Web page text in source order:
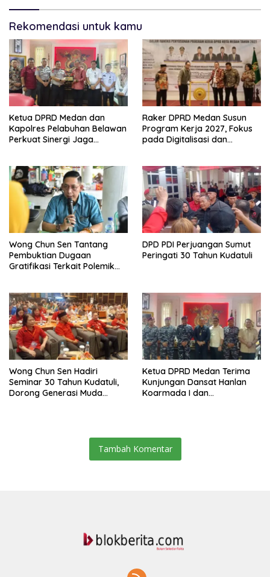
Rekomendasi untuk kamu
Ketua DPRD Medan dan
Kapolres Pelabuhan Belawan
Perkuat Sinergi Jaga
Belawan
Raker DPRD Medan Susun
Program Kerja 2027, Fokus
pada Digitalisasi dan
Wong Chun Sen Tantang
Pembuktian Dugaan
Gratifikasi Terkait Polemik
DPD PDI Perjuangan Sumut
Peringati 30 Tahun Kudatuli
Wong Chun Sen Hadiri
Seminar 30 Tahun Kudatuli,
Dorong Generasi Muda
Ketua DPRD Medan Terima
Kunjungan Dansat Hanlan
Koarmada I dan
Tambah Komentar